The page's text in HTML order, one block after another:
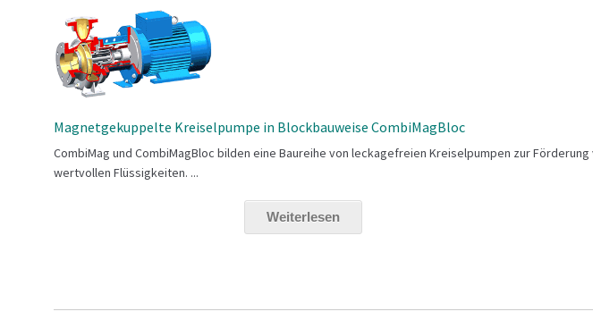
Magnetgekuppelte Kreiselpumpe in Blockbauweise CombiMagBloc
CombiMag und CombiMagBloc bilden eine Baureihe von leckagefreien Kreiselpumpen zur
wertvollen Flüssigkeiten. ...
Weiterlesen